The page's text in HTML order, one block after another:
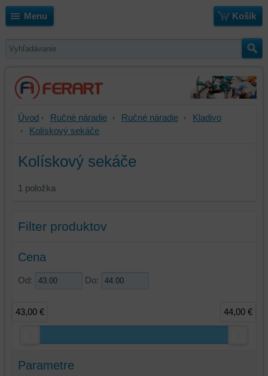
Menu Košík
Úvod Ručné náradie Ručné náradie
Kladivo
Kolískový sekáče
Kolískový sekáče
1 položka
Filter produktov
Cena
Od: Do:
43,00 € 44,00 €
Parametre